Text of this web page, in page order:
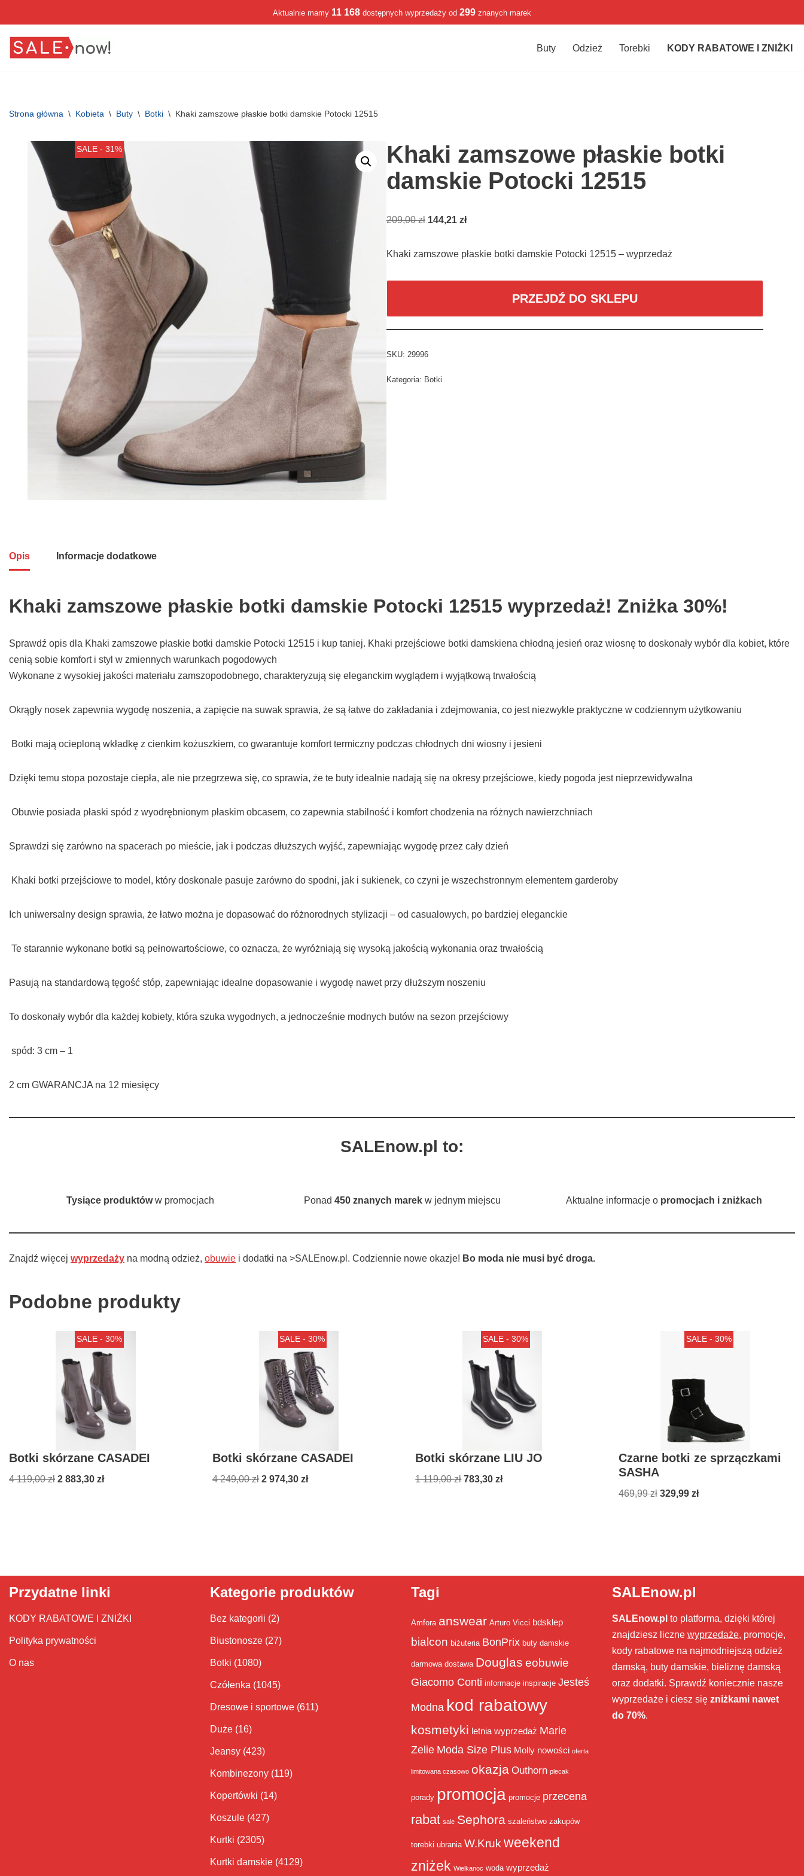
do
Aktualnie mamy 11 168 dostępnych wyprzedaży od 299 znanych marek
Buty Odzież Torebki KODY RABATOWE I ZNIŻKI
Strona główna \ Kobieta \ Buty \ Botki \ Khaki zamszowe płaskie botki damskie Potocki 12515
SALE - 31%
Khaki zamszowe płaskie botki
damskie Potocki 12515
209,00zł 144,21 zł
Khaki zamszowe płaskie botki damskie Potocki 12515 – wyprzedaż
PRZEJDŹ DO SKLEPU
SKU: 29996
Kategoria: Botki
Opis Informacje dodatkowe
Khaki zamszowe płaskie botki damskie Potocki 12515 wyprzedaż! Zniżka 30%!
Sprawdź opis dla Khaki zamszowe płaskie botki damskie Potocki 12515 i kup taniej. Khaki przejściowe botki damskiena chłodną jesień oraz wiosnę to doskonały wybór dla kobiet, które
cenią sobie komfort i styl w zmiennych warunkach pogodowych
Wykonane z wysokiej jakości materiału zamszopodobnego, charakteryzują się eleganckim wyglądem i wyjątkową trwałością
Okrągły nosek zapewnia wygodę noszenia, a zapięcie na suwak sprawia, że są łatwe do zakładania i zdejmowania, co jest niezwykle praktyczne w codziennym użytkowaniu
Botki mają ocieploną wkładkę z cienkim kożuszkiem, co gwarantuje komfort termiczny podczas chłodnych dni wiosny i jesieni
Dzięki temu stopa pozostaje ciepła, ale nie przegrzewa się, co sprawia, że te buty idealnie nadają się na okresy przejściowe, kiedy pogoda jest nieprzewidywalna
Obuwie posiada płaski spód z wyodrębnionym płaskim obcasem, co zapewnia stabilność i komfort chodzenia na różnych nawierzchniach
Sprawdzi się zarówno na spacerach po mieście, jak i podczas dłuższych wyjść, zapewniając wygodę przez cały dzień
Khaki botki przejściowe to model, który doskonale pasuje zarówno do spodni, jak i sukienek, co czyni je wszechstronnym elementem garderoby
Ich uniwersalny design sprawia, że łatwo można je dopasować do różnorodnych stylizacji – od casualowych, po bardziej eleganckie
Te starannie wykonane botki są pełnowartościowe, co oznacza, że wyróżniają się wysoką jakością wykonania oraz trwałością
Pasują na standardową tęgość stóp, zapewniając idealne dopasowanie i wygodę nawet przy dłuższym noszeniu
To doskonały wybór dla każdej kobiety, która szuka wygodnych, a jednocześnie modnych butów na sezon przejściowy
spód: 3 cm – 1
2 cm GWARANCJA na 12 miesięcy
SALEnow.pl to:
Tysiące produktóww promocjach Ponad 450 znanych marekw jednym miejscu Aktualne informacje o promocjach i zniżkach
Znajdź więcej wyprzedaży na modną odzież, obuwie i dodatki na >SALEnow.pl. Codziennie nowe okazje! Bo moda nie musi być droga.
Podobne produkty
SALE - 30%
Botki skórzane CASADEI
4 119,00zł 2 883,30 zł
SALE - 30%
Botki skórzane CASADEI
4 249,00zł 2 974,30 zł
SALE - 30%
Botki skórzane LIU JO
1 119,00zł 783,30zł
SALE - 30%
Czarne botki ze sprzączkami
SASHA
469,99zł 329,99 zł
Przydatne linki
KODY RABATOWE I ZNIŻKI
Polityka prywatności
O nas
Kategorie produktów
Bez kategorii (2)
Biustonosze (27)
Botki (1080)
Czółenka (1045)
Dresowe i sportowe (611)
Duże (16)
Jeansy (423)
Kombinezony (119)
Kopertówki (14)
Koszule (427)
Kurtki (2305)
Kurtki damskie (4129)
Tagi
Amfora answear Arturo Vicci bdsklep
bialcon biżuteria BonPrix buty damskie
darmowa dostawa Douglas eobuwie
Giacomo Conti informacje inspiracje Jesteś
Modna kod rabatowy
kosmetyki letnia wyprzedaż Marie
Zelie Moda Size Plus Molly nowości oferta
limitowana czasowo okazja Outhorn plecak
porady promocja promocje przecena
rabat sale Sephora szaleństwo zakupów
torebki ubrania W.Kruk weekend
zniżek Wielkanoc woda wyprzedaż
SALEnow.pl
SALEnow.pl to platforma, dzięki której
znajdziesz liczne wyprzedaże, promocje,
kody rabatowe na najmodniejszą odzież
damską, buty damskie, bieliznę damską
oraz dodatki. Sprawdź koniecznie nasze
wyprzedaże i ciesz się zniżkami nawet
do 70%.